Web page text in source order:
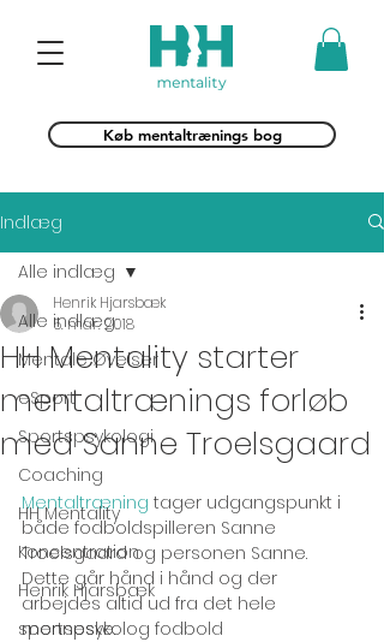
Køb mentaltrænings bog
Indlæg
Alle indlæg
Mentale Øvelser
eSport
Sportspsykologi
Coaching
HH Mentality
Koncentration
Henrik Hjarsbæk
sportspsykolog fodbold
Alle indlæg
HH Mentality starter
mentaltrænings forløb
med Sanne Troelsgaard
Henrik Hjarsbæk
5. mar. 2018
Mentaltræning tager udgangspunkt i
både fodboldspilleren Sanne
Troelsgaard og personen Sanne.
Dette går hånd i hånd og der
arbejdes altid ud fra det hele
menneske.